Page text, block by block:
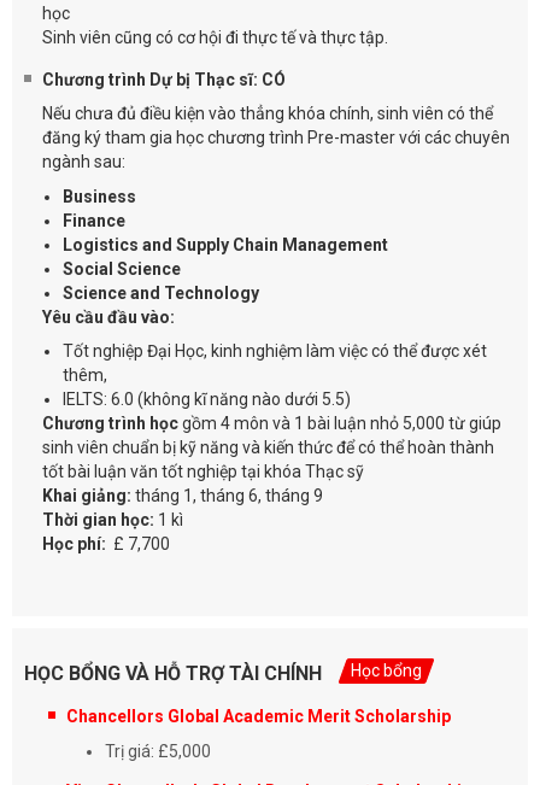
học
Sinh viên cũng có cơ hội đi thực tế và thực tập.
Chương trình Dự bị Thạc sĩ: CÓ
Nếu chưa đủ điều kiện vào thẳng khóa chính, sinh viên có thể
đăng ký tham gia học chương trình Pre-master với các chuyên
ngành sau:
Business
Finance
Logistics and Supply Chain Management
Social Science
Science and Technology
Yêu cầu đầu vào:
Tốt nghiệp Đại Học, kinh nghiệm làm việc có thể được xét
thêm,
IELTS: 6.0 (không kĩ năng nào dưới 5.5)
Chương trình họcgồm 4 môn và 1 bài luận nhỏ 5,000 từ giúp
sinh viên chuẩn bị kỹ năng và kiến thức để có thể hoàn thành
tốt bài luận văn tốt nghiệp tại khóa Thạc sỹ
Khai giảng: tháng 1, tháng 6, tháng 9
Thời gian học: 1 kì
Học phí: £ 7,700
HỌC BỔNG VÀ HỖ TRỢ TÀI CHÍNH Học bổng
Chancellors Global Academic Merit Scholarship
Trị giá: £5,000